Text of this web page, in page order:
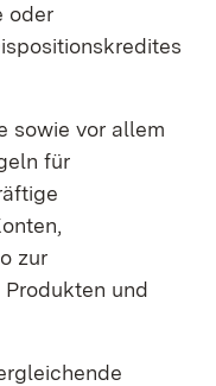
oder
sowie vor allem
für
zur
und